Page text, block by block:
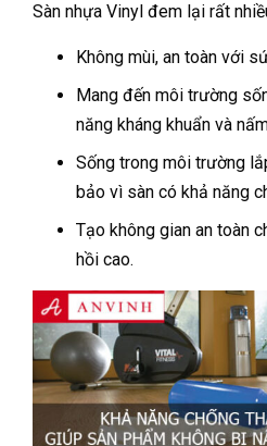
Sàn nhựa Vinyl đem lại rất
Không mùi, an toàn với
Mang đến môi trường
năng kháng khuẩn và
Sống trong môi trường
bảo vì sàn có khả năng
Tạo không gian an toàn
hồi cao.